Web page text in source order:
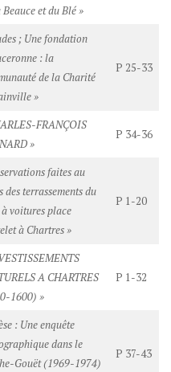
et du Blé »
; Une fondation
: la
de la Charité
»
P 25-33
FRANÇOIS
»
P 34-36
faites au
des terrassements du
voitures place
à Chartres »
P 1-20
A CHARTRES
1600) »
P 1-32
: Une enquête
dans le
Gouët (1969-1974)
P 37-43